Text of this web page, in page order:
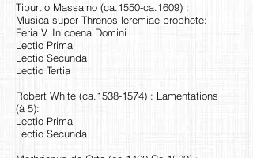
Tiburtio Massaino (ca.1550-ca.1609) :
Musica super Threnos leremiae prophete:
Feria V. In coena Domini
Lectio Prima
Lectio Secunda
Lectio Tertia
Robert White (ca.1538-1574) : Lamentations
(à 5):
Lectio Prima
Lectio Secunda